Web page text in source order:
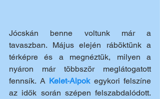
Jócskán benne voltunk már a
tavaszban. Május elején ráböktünk a
térképre és a megnéztük, milyen a
nyáron már többször meglátogatott
fennsík. A Kelet-Alpok egykori felszíne
az idők során szépen felszabdalódott.